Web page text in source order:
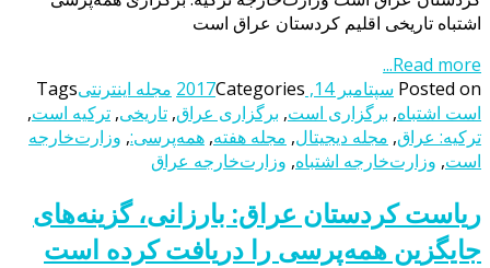
اشتباه تاریخی اقلیم کردستان عراق است
Read more...
Posted on سپتامبر 14, 2017 Categories مجله اینترنتیTags
است اشتباه, برگزاری است, برگزاری عراق, تاریخی, ترکیه است,
ترکیه: عراق, مجله دیجیتال, مجله هفته, همه‌پرسی:, وزارت‌خارجه
است, وزارت‌خارجه اشتباه, وزارت‌خارجه عراق
ریاست کردستان عراق: بارزانی، گزینه‌های
جایگزین همه‌پرسی را دریافت کرده است